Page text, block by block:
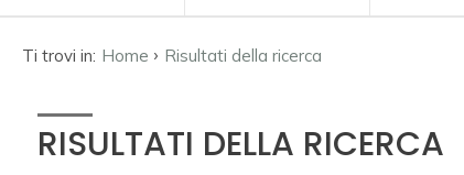
Ti trovi in: Home › Risultati della ricerca
RISULTATI DELLA RICERCA
Affitto
Scegli
dove